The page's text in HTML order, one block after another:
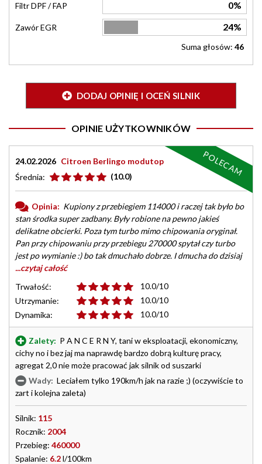
Filtr DPF / FAP 0%
Zawór EGR 24%
Suma głosów: 46
DODAJ OPINIĘ I OCEŃ SILNIK
OPINIE UŻYTKOWNIKÓW
24.02.2026 Citroen Berlingo modutop
Średnia:
(10.0)
Opinia: Kupiony z przebiegiem 114000 i raczej tak było bo
stan środka super zadbany. Były robione na pewno jakieś
delikatne obcierki. Poza tym turbo mimo chipowania oryginał.
Pan przy chipowaniu przy przebiegu 270000 spytał czy turbo
jest po wymianie :) bo tak dmuchało dobrze. I dmucha do dzisiaj
...czytaj całość
Trwałość:
10.0/10
Utrzymanie:
10.0/10
Dynamika:
10.0/10
Zalety: P A N C E R N Y, tani w eksploatacji, ekonomiczny,
cichy no i bez jaj ma naprawdę bardzo dobrą kulturę pracy,
agregat 2,0 nie może pracować jak silnik od suszarki
Wady: Leciałem tylko 190km/h jak na razie ;) (oczywiście to
zart i kolejna zaleta)
Silnik: 115
Rocznik: 2004
Przebieg: 460000
Spalanie: 6.2l/100km
POLECAM